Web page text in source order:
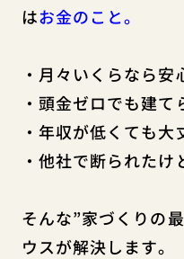
はお金のこと。
・月々いくらなら安
・頭金ゼロでも建て
・年収が低くても大
・他社で断られた
そんな”家づくりの
ウスが解決します。